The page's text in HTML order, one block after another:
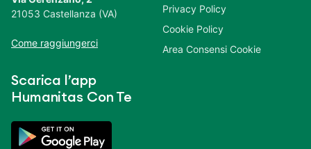
21053 Castellanza (VA)
Come raggiungerci
Scarica l’app
Humanitas Con Te
Privacy Policy
Cookie Policy
Area Consensi Cookie